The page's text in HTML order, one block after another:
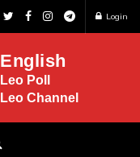
Login
English
Leo Poll
Leo Channel